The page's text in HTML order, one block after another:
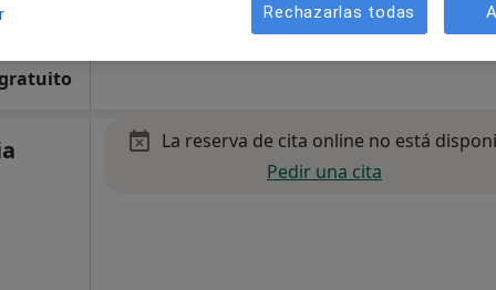
Cuesta
La reserva de cita online no está
Pedir una cita
Rechazarlas todas